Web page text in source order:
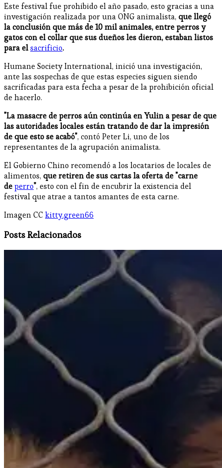
Este festival fue prohibido el año pasado, esto gracias a una
investigación realizada por una ONG animalista, que llegó
la conclusión que más de 10 mil animales, entre perros y
gatos con el collar que sus dueños les dieron, estaban listos
para elsacrificio.
Humane Society International, inició una investigación,
ante las sospechas de que estas especies siguen siendo
sacrificadas para esta fecha a pesar de la prohibición oficial
de hacerlo.
"La masacre de perros aún continúa en Yulin a pesar de que
las autoridades locales están tratando de dar la impresión
de que esto se acabó", contó Peter Li, uno de los
representantes de la agrupación animalista.
El Gobierno Chino recomendó a los locatarios de locales de
alimentos, que retiren de sus cartas la oferta de "carne
deperro", esto con el fin de encubrir la existencia del
festival que atrae a tantos amantes de esta carne.
Imagen CC kitty.green66
Posts Relacionados